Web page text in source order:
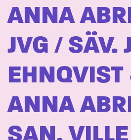
ANNA
JVG / SÄV.
EHNQVIST
ANNA